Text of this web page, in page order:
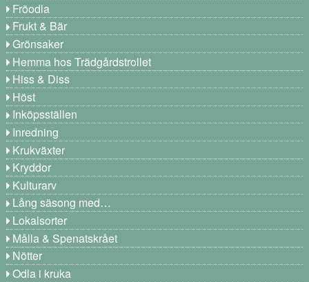
Fröodla
Frukt & Bär
Grönsaker
Hemma hos Trädgårdstrollet
Hiss & Diss
Höst
Inköpsställen
Inredning
Krukväxter
Kryddor
Kulturarv
Lång säsong med…
Lokalsorter
Målla & Spenatskrået
Nötter
Odla i kruka